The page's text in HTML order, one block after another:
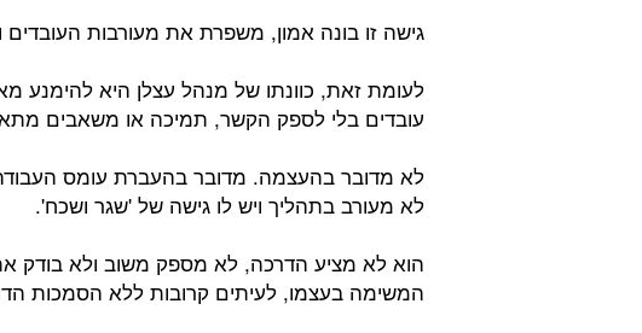
גישה זו בונה אמון, משפרת את מעורבות
לעומת זאת, כוונתו של מנהל עצלן היא להימנע
עובדים בלי לספק הקשר, תמיכה או משאבים
לא מדובר בהעצמה. מדובר בהעברת עומס
לא מעורב בתהליך ויש לו גישה של 'שגר ושכח'.
הוא לא מציע הדרכה, לא מספק משוב ולא בודק
המשימה בעצמו, לעיתים קרובות ללא הסמכות